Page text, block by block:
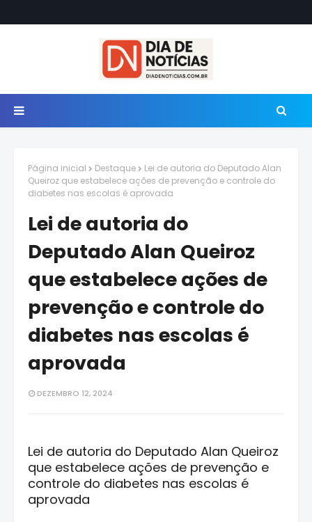
Página inicial Destaque
Lei de autoria do Deputado Alan
Queiroz que estabelece ações de prevenção e controle do
diabetes nas escolas é aprovada
Lei de autoria do
Deputado Alan Queiroz
que estabelece ações de
prevenção e controle do
diabetes nas escolas é
aprovada
DEZEMBRO 12, 2024
Lei de autoria do Deputado Alan Queiroz
que estabelece ações de prevenção e
controle do diabetes nas escolas é
aprovada